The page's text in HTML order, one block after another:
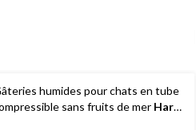
humides pour chats en tube
sans fruits de mer Hartz